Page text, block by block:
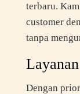
terbaru.
customer
tanpa
Dengan